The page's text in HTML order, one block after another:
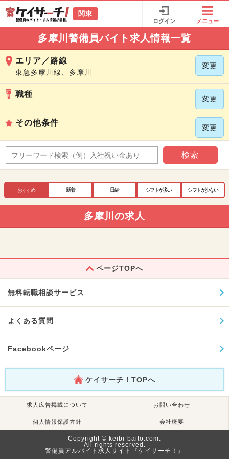
関東
ログイン メニュー
多摩川警備員バイト求人情報一覧
エリア／路線
東急多摩川線、多摩川
変更
職種
変更
その他条件
変更
検索
おすすめ 新着 日給 シフトが多い シフトが少ない
多摩川の求人
ページTOPへ
無料転職相談サービス
よくある質問
Facebookページ
ケイサーチ！TOPへ
求人広告掲載について お問い合わせ
個人情報保護方針 会社概要
Copyright © keibi-baito.com.
All rights reserved.
警備員アルバイト求人サイト『ケイサーチ！』